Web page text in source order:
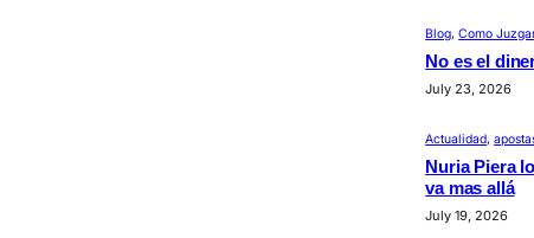
Blog, Como
No es el
July 23, 2026
Actualidad,
Nuria Piera
va mas allá
July 19, 2026